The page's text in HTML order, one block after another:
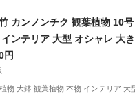
駅 季節、空調家電
カンノンチク 観葉植物 10
ンテリア 大型 オシャレ 大
円
物 大鉢 観葉植物 本物 インテリア